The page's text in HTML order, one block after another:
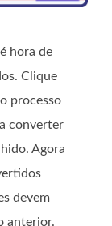
hora de
Clique
processo
converter
Agora
devem
anterior.